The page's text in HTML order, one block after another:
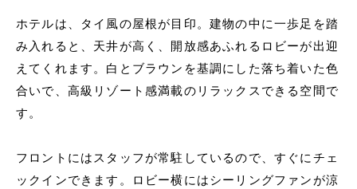
ホテルは、タイ風の屋根が目印。建物の中に一歩足を踏
み入れると、天井が高く、開放感あふれるロビーが出迎
えてくれます。白とブラウンを基調にした落ち着いた色
合いで、高級リゾート感満載のリラックスできる空間で
す。
フロントにはスタッフが常駐しているので、すぐにチェ
ックインできます。ロビー横にはシーリングファンが涼